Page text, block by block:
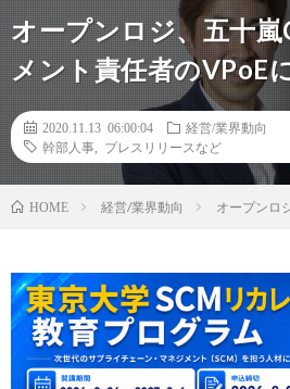
オープンロジ、五十
メント責任者のVPoE
2020.11.13 06:00:04
経営/業界動向
幹部人事
プレスリリースなど
HOME 経営/業界動向 オープンロ